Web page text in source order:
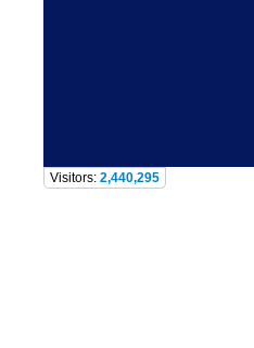
Visitors: 2,440,295